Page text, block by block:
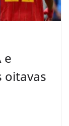
e
oitavas